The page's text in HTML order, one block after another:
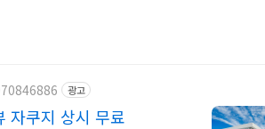
광고
자쿠지 상시 무료